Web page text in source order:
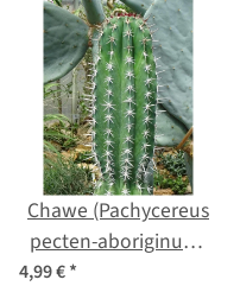
Chawe (Pachycereus
pecten-aboriginum)
4,99 €*